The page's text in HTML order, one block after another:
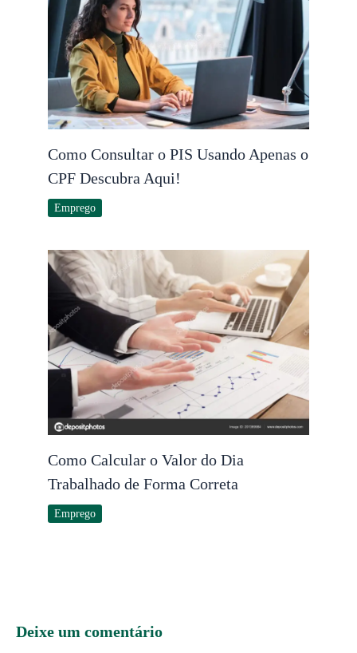
Como Consultar o PIS Usando Apenas o
CPF Descubra Aqui!
Emprego
Como Calcular o Valor do Dia
Trabalhado de Forma Correta
Emprego
Deixe um comentário